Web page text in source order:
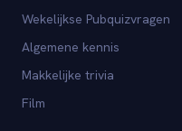
Wekelijkse Pubquizvragen
Algemene kennis
Makkelijke trivia
Film